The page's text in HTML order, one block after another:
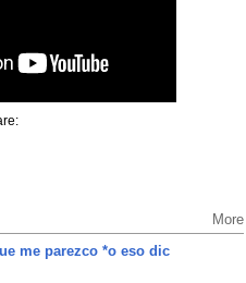
More
me parezco *o eso dic